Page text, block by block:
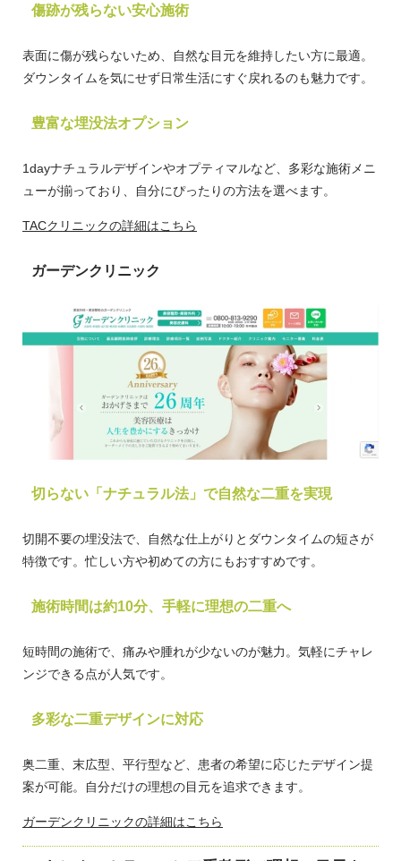
傷跡が残らない安心施術
表面に傷が残らないため、自然な目元を維持したい方に最適。
ダウンタイムを気にせず日常生活にすぐ戻れるのも魅力です。
豊富な埋没法オプション
1dayナチュラルデザインやオプティマルなど、多彩な施術メニ
ューが揃っており、自分にぴったりの方法を選べます。
TACクリニックの詳細はこちら
ガーデンクリニック
切らない「ナチュラル法」で自然な二重を実現
切開不要の埋没法で、自然な仕上がりとダウンタイムの短さが
特徴です。忙しい方や初めての方にもおすすめです。
施術時間は約10分、手軽に理想の二重へ
短時間の施術で、痛みや腫れが少ないのが魅力。気軽にチャレ
ンジできる点が人気です。
多彩な二重デザインに対応
奥二重、末広型、平行型など、患者の希望に応じたデザイン提
案が可能。自分だけの理想の目元を追求できます。
ガーデンクリニックの詳細はこちら